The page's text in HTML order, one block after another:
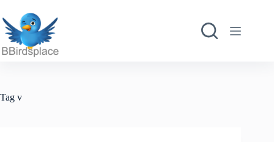
naar
de
inhoud
Tag v